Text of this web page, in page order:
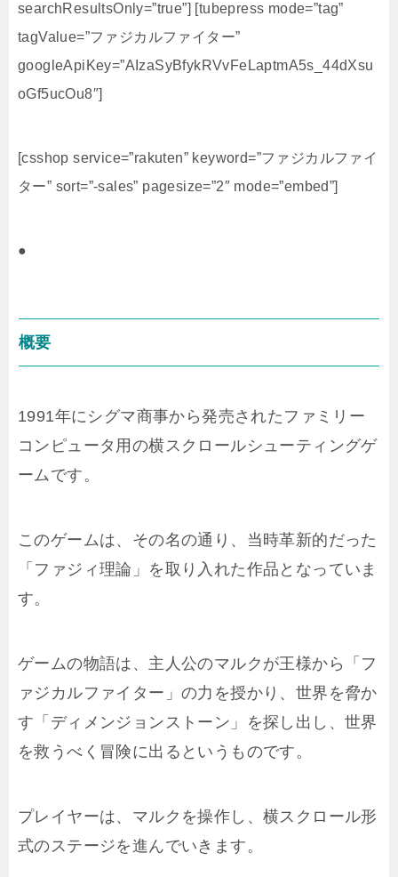
searchResultsOnly=”true”] [tubepress mode=”tag”
tagValue=”ファジカルファイター”
googleApiKey=”AIzaSyBfykRVvFeLaptmA5s_44dXsu
oGf5ucOu8″]
[csshop service=”rakuten” keyword=”ファジカルファイ
ター” sort=”-sales” pagesize=”2″ mode=”embed”]
●
概要
1991年にシグマ商事から発売されたファミリー
コンピュータ用の横スクロールシューティングゲ
ームです。
このゲームは、その名の通り、当時革新的だった
「ファジィ理論」を取り入れた作品となっていま
す。
ゲームの物語は、主人公のマルクが王様から「フ
ァジカルファイター」の力を授かり、世界を脅か
す「ディメンジョンストーン」を探し出し、世界
を救うべく冒険に出るというものです。
プレイヤーは、マルクを操作し、横スクロール形
式のステージを進んでいきます。